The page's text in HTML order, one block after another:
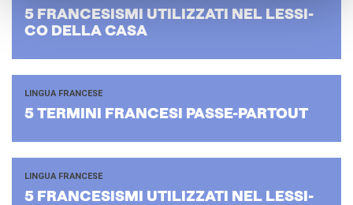
5 FRAN­CE­SI­SMI UTI­LIZ­ZA­TI NEL LES­SI­
CO DELLA CASA
LINGUA FRANCESE
5 TER­MI­NI FRAN­CE­SI PASSE-​PARTOUT
LINGUA FRANCESE
5 FRAN­CE­SI­SMI UTI­LIZ­ZA­TI NEL LES­SI­